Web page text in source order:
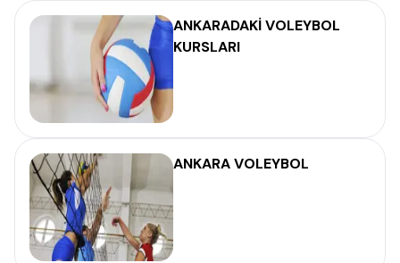
ANKARADAKİ VOLEYBOL
KURSLARI
ANKARA VOLEYBOL